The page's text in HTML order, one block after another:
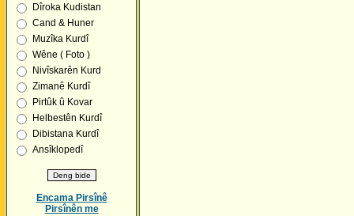
Dîroka Kudistan
Cand & Huner
Muzîka Kurdî
Wêne ( Foto )
Nivîskarên Kurd
Zimanê Kurdî
Pirtûk û Kovar
Helbestên Kurdî
Dibistana Kurdî
Ansîklopedî
Encama Pirsînê
Pirsînên me